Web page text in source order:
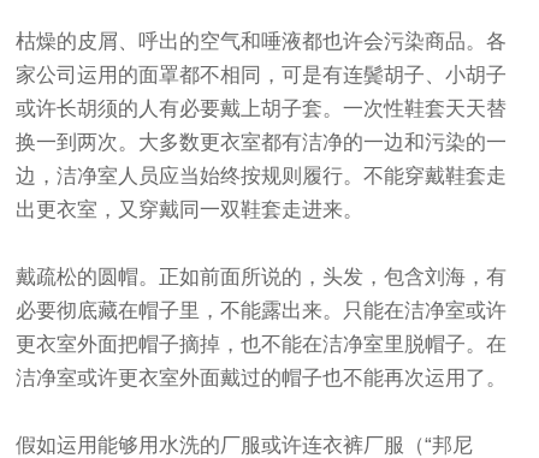
枯燥的皮屑、呼出的空气和唾液都也许会污染商品。各
家公司运用的面罩都不相同，可是有连鬓胡子、小胡子
或许长胡须的人有必要戴上胡子套。一次性鞋套天天替
换一到两次。大多数更衣室都有洁净的一边和污染的一
边，洁净室人员应当始终按规则履行。不能穿戴鞋套走
出更衣室，又穿戴同一双鞋套走进来。
戴疏松的圆帽。正如前面所说的，头发，包含刘海，有
必要彻底藏在帽子里，不能露出来。只能在洁净室或许
更衣室外面把帽子摘掉，也不能在洁净室里脱帽子。在
洁净室或许更衣室外面戴过的帽子也不能再次运用了。
假如运用能够用水洗的厂服或许连衣裤厂服（“邦尼